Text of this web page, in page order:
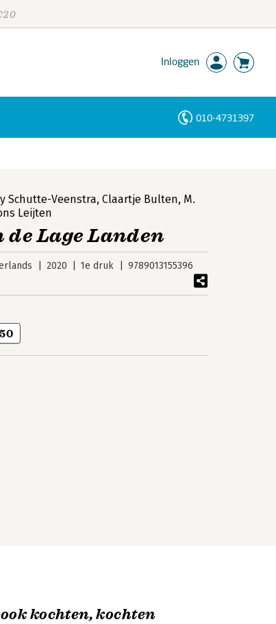
Inloggen
010-4731397
Schutte-Veenstra,Claartje Bulten, M.
Leijten
Lage Landen
2020 1e druk 9789013155396
kochten, kochten